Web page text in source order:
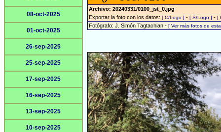
08-oct-2025
01-oct-2025
26-sep-2025
25-sep-2025
17-sep-2025
16-sep-2025
13-sep-2025
10-sep-2025
Archivo: 20240331/0100_jst_0.jpg
Exportar la foto con los datos: [ C/Logo ] - [ S/Logo ] - [
Fotógrafo: J. Simón Tagtachian - [ Ver más fotos de